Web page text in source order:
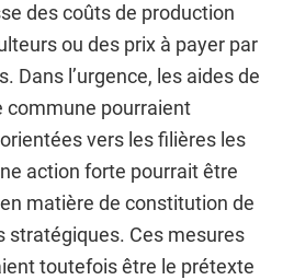
des coûts de production
ou des prix à payer par
Dans l’urgence, les aides de
commune pourraient
vers les filières les
action forte pourrait être
matière de constitution de
stratégiques. Ces mesures
toutefois être le prétexte